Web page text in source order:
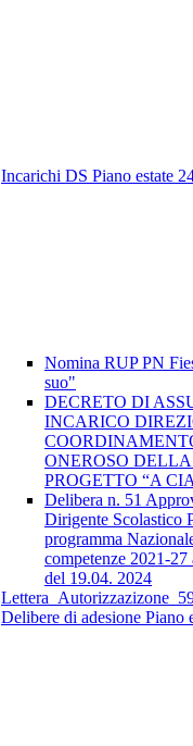
Incarichi DS Piano estate
Nomina RUP PN
suo"
DECRETO DI
INCARICO
ONEROSO
PROGETTO “A
Delibera n. 51
Dirigente Scolastico
programma
competenze 2021-
del 19.04. 2024
Delibere di adesione Piano